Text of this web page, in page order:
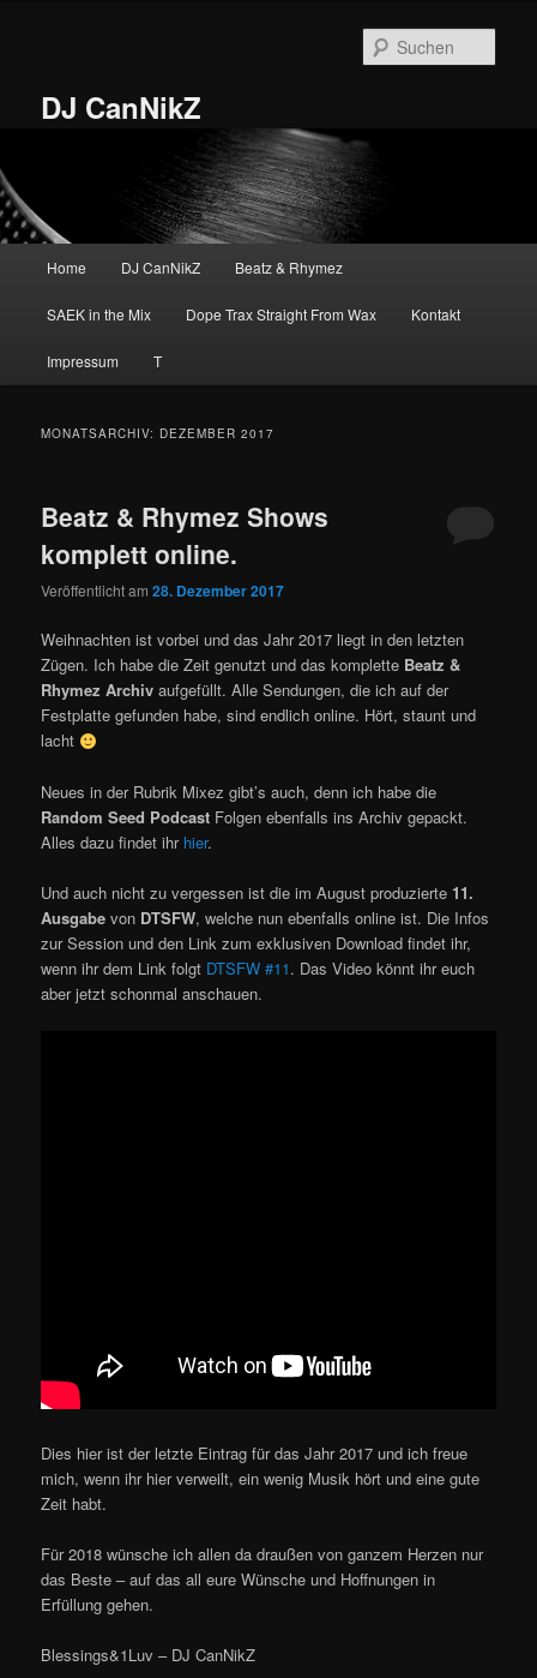
DJ CanNikZ
Home DJ CanNikZ Beatz & Rhymez
SAEK in the Mix Dope Trax Straight From Wax Kontakt
Impressum T
MONATSARCHIV: DEZEMBER 2017
Beatz & Rhymez Shows
komplett online.
Veröffentlicht am28. Dezember 2017
Weihnachten ist vorbei und das Jahr 2017 liegt in den letzten
Zügen. Ich habe die Zeit genutzt und das komplette Beatz &
Rhymez Archiv aufgefüllt. Alle Sendungen, die ich auf der
Festplatte gefunden habe, sind endlich online. Hört, staunt und
lacht
Neues in der Rubrik Mixez gibt’s auch, denn ich habe die
Random Seed Podcast Folgen ebenfalls ins Archiv gepackt.
Alles dazu findet ihr hier.
Und auch nicht zu vergessen ist die im August produzierte 11.
Ausgabe von DTSFW, welche nun ebenfalls online ist. Die Infos
zur Session und den Link zum exklusiven Download findet ihr,
wenn ihr dem Link folgt DTSFW #11. Das Video könnt ihr euch
aber jetzt schonmal anschauen.
Dies hier ist der letzte Eintrag für das Jahr 2017 und ich freue
mich, wenn ihr hier verweilt, ein wenig Musik hört und eine gute
Zeit habt.
Für 2018 wünsche ich allen da draußen von ganzem Herzen nur
das Beste – auf das all eure Wünsche und Hoffnungen in
Erfüllung gehen.
Blessings&1Luv – DJ CanNikZ